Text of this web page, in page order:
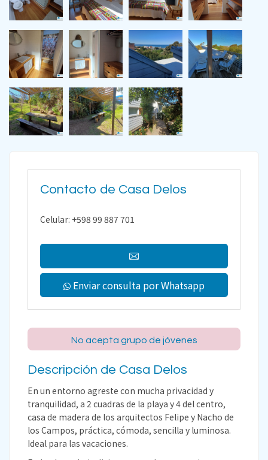
Contacto de Casa Delos
Celular: +598 99 887 701
Enviar consulta por Whatsapp
No acepta grupo de jóvenes
Descripción de Casa Delos
En un entorno agreste con mucha privacidad y
tranquilidad, a 2 cuadras de la playa y 4 del centro,
casa de madera de los arquitectos Felipe y Nacho de
los Campos, práctica, cómoda, sencilla y luminosa.
Ideal para las vacaciones.